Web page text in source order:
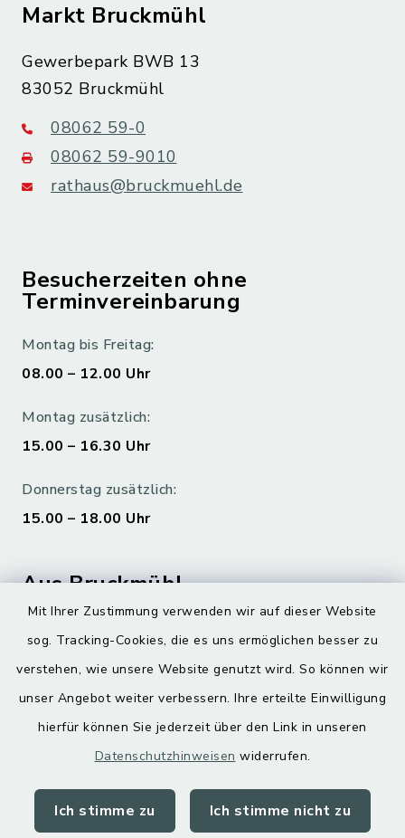
Mit Ihrer Zustimmung verwenden wir auf dieser Website
sog. Tracking-Cookies, die es uns ermöglichen besser zu
verstehen, wie unsere Website genutzt wird. So können wir
unser Angebot weiter verbessern. Ihre erteilte Einwilligung
hierfür können Sie jederzeit über den Link in unseren
Datenschutzhinweisen widerrufen.
Ich stimme zu Ich stimme nicht zu
Markt Bruckmühl
Gewerbepark BWB 13
83052 Bruckmühl
08062 59-0
08062 59-9010
rathaus@bruckmuehl.de
Besucherzeiten ohne
Terminvereinbarung
Montag bis Freitag:
08.00 – 12.00 Uhr
Montag zusätzlich:
15.00 – 16.30 Uhr
Donnerstag zusätzlich:
15.00 – 18.00 Uhr
Aus Bruckmühl
Digitaler Ortsplan
Kontakt